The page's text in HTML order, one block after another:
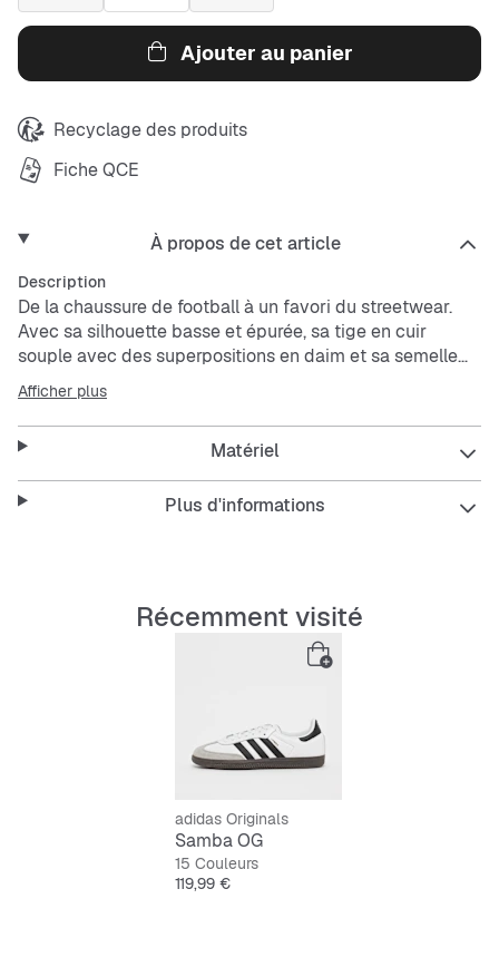
Ajouter au panier
Recyclage des produits
Fiche QCE
À propos de cet article
Description
De la chaussure de football à un favori du streetwear.
Avec sa silhouette basse et épurée, sa tige en cuir
souple avec des superpositions en daim et sa semelle
extérieure en caoutchouc naturel, la Samba est un
véritable classique qui va avec tout et partout.
Afficher plus
Matériel
Plus d'informations
Récemment visité
adidas Originals
Samba OG
15 Couleurs
Prix
119,99 €